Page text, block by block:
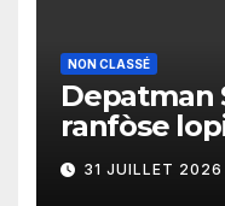
NON CLASSÉ
Depatman
ranfòse
yo ak yon
materyèl
31 JUILLET 2026